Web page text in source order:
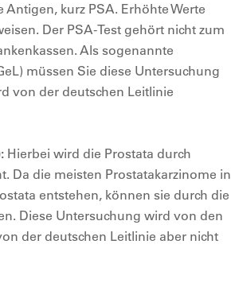
kurz PSA. Erhöhte Werte
Der PSA-Test gehört nicht zum
Als sogenannte
müssen Sie diese Untersuchung
von der deutschen Leitlinie
Hierbei wird die Prostata durch
Da die meisten Prostatakarzinome in
entstehen, können sie durch die
Diese Untersuchung wird von den
der deutschen Leitlinie aber nicht